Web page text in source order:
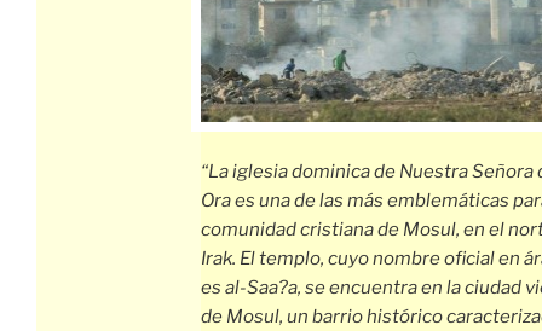
“La iglesia dominica de Nuestra Señora
Ora es una de las más emblemáticas
comunidad cristiana de Mosul, en el
Irak. El templo, cuyo nombre oficial en
es al-Saa?a, se encuentra en la ciudad
de Mosul, un barrio histórico